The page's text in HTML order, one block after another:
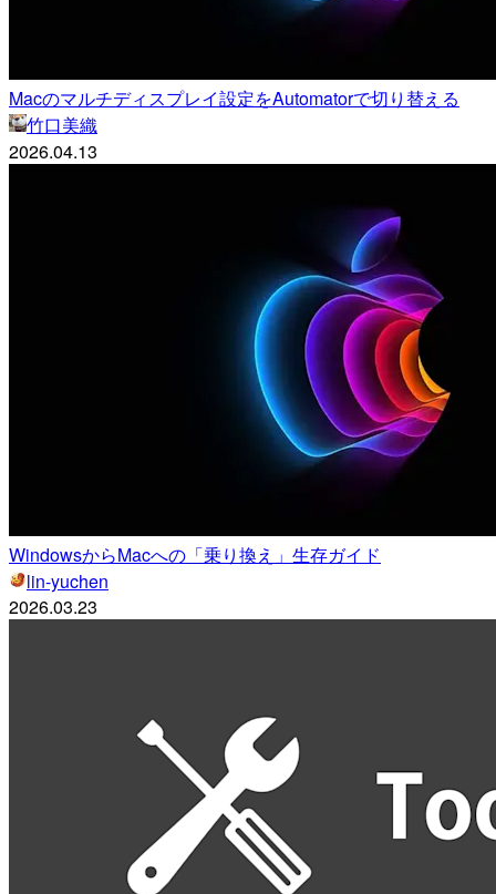
Macのマルチディスプレイ設定をAutomatorで切り替える
竹口美織
2026.04.13
WindowsからMacへの「乗り換え」生存ガイド
lin-yuchen
2026.03.23